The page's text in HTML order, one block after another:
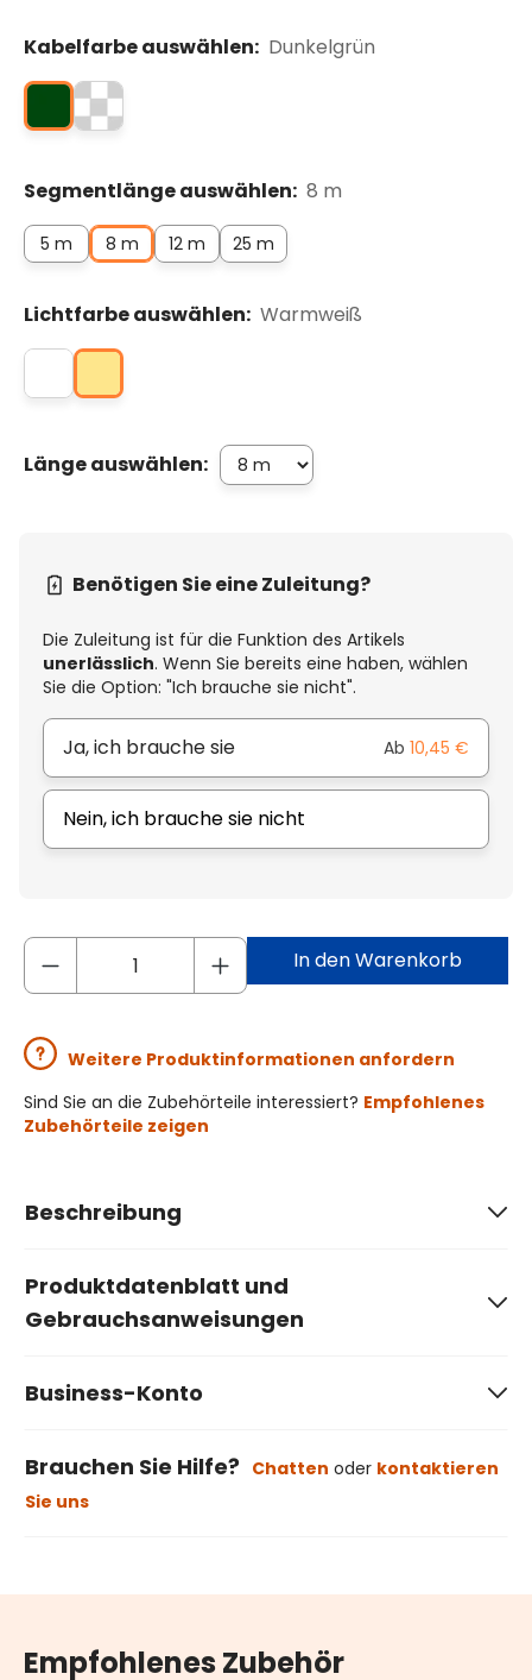
Kabelfarbe auswählen: Dunkelgrün
Segmentlänge auswählen: 8 m
5 m 8 m 12 m 25 m
Lichtfarbe auswählen: Warmweiß
Länge auswählen:
Benötigen Sie eine Zuleitung?
Die Zuleitung ist für die Funktion des Artikels
unerlässlich. Wenn Sie bereits eine haben, wählen
Sie die Option: "Ich brauche sie nicht".
Ja, ich brauche sie Ab 10,45 €
Nein, ich brauche sie nicht
In den Warenkorb
Weitere Produktinformationen anfordern
Sind Sie an die Zubehörteile interessiert? Empfohlenes
Zubehörteile zeigen
Beschreibung
Produktdatenblatt und
Gebrauchsanweisungen
Business-Konto
Brauchen Sie Hilfe? Chatten oder kontaktieren
Sie uns
Empfohlenes Zubehör